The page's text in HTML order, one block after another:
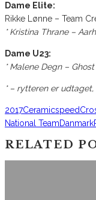
Dame Elite:
Rikke Lønne – Team
* Kristina Thrane –
Dame U23:
* Malene Degn –
* – rytteren er
2017Ceramicspeed
National TeamDanmark
RELATED